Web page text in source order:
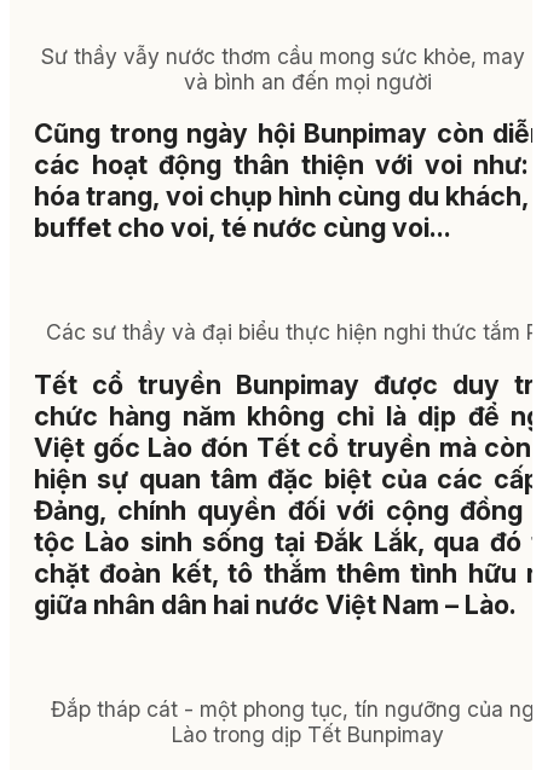
Sư thầy vẫy nước thơm cầu mong sức khỏe, may
và bình an đến mọi người
Cũng trong ngày hội Bunpimay còn
các hoạt động thân thiện với voi như:
hóa trang, voi chụp hình cùng du khách,
buffet cho voi, té nước cùng voi...
Các sư thầy và đại biểu thực hiện nghi thức tắm
Tết cổ truyền Bunpimay được duy
chức hàng năm không chỉ là dịp để
Việt gốc Lào đón Tết cổ truyền mà còn
hiện sự quan tâm đặc biệt của các
Đảng, chính quyền đối với cộng đồng
tộc Lào sinh sống tại Đắk Lắk, qua đó
chặt đoàn kết, tô thắm thêm tình hữu
giữa nhân dân hai nước Việt Nam – Lào.
Đắp tháp cát - một phong tục, tín ngưỡng của
Lào trong dịp Tết Bunpimay